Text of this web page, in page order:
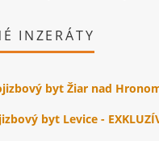
INZERÁTY
byt Žiar nad
byt Levice -